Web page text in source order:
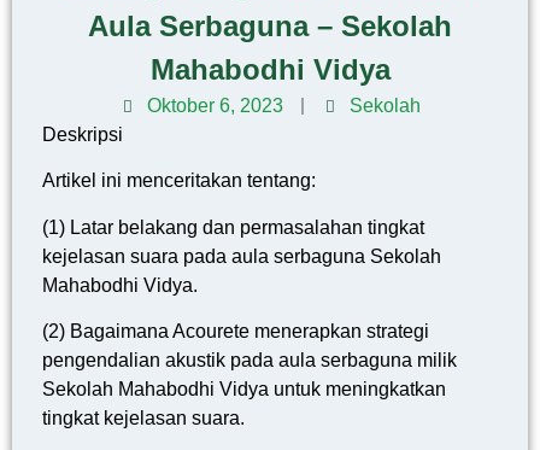
Aula Serbaguna – Sekolah
Mahabodhi Vidya
Oktober 6, 2023
Sekolah
Deskripsi
Artikel ini menceritakan tentang:
(1) Latar belakang dan permasalahan tingkat
kejelasan suara pada aula serbaguna Sekolah
Mahabodhi Vidya.
(2) Bagaimana Acourete menerapkan strategi
pengendalian akustik pada aula serbaguna milik
Sekolah Mahabodhi Vidya untuk meningkatkan
tingkat kejelasan suara.